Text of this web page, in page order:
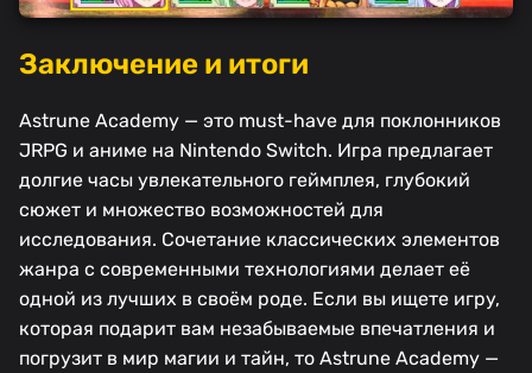
Заключение и итоги
Astrune Academy — это must-have для поклонников
JRPG и аниме на Nintendo Switch. Игра предлагает
долгие часы увлекательного геймплея, глубокий
сюжет и множество возможностей для
исследования. Сочетание классических элементов
жанра с современными технологиями делает её
одной из лучших в своём роде. Если вы ищете игру,
которая подарит вам незабываемые впечатления и
погрузит в мир магии и тайн, то Astrune Academy —